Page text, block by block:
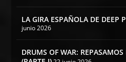
LA GIRA ESPAÑOLA DE DEEP
junio 2026
DRUMS OF WAR: